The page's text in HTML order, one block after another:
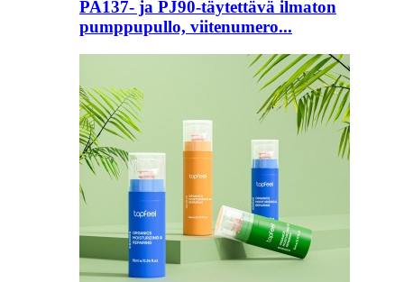
PA137- ja PJ90-täytettävä ilmaton
pumppupullo, viitenumero...